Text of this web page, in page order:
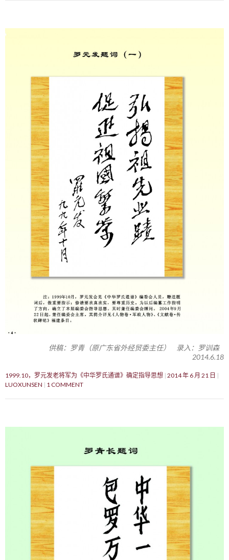
供稿：罗青（原广东省外经贸委主任） 录入：罗训森
2014.6.18
1999.10，罗元发老将军为《中华罗氏通谱》确定指导思想 2014 年 6 月 21 日
LUOXUNSEN
1 COMMENT